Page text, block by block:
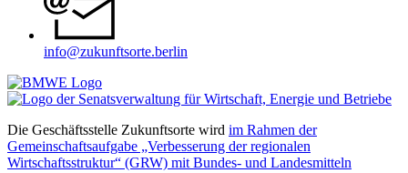
info@zukunftsorte.berlin
Die Geschäftsstelle Zukunftsorte wird im Rahmen der
Gemeinschaftsaufgabe „Verbesserung der regionalen
Wirtschaftsstruktur“ (GRW) mit Bundes- und Landesmitteln